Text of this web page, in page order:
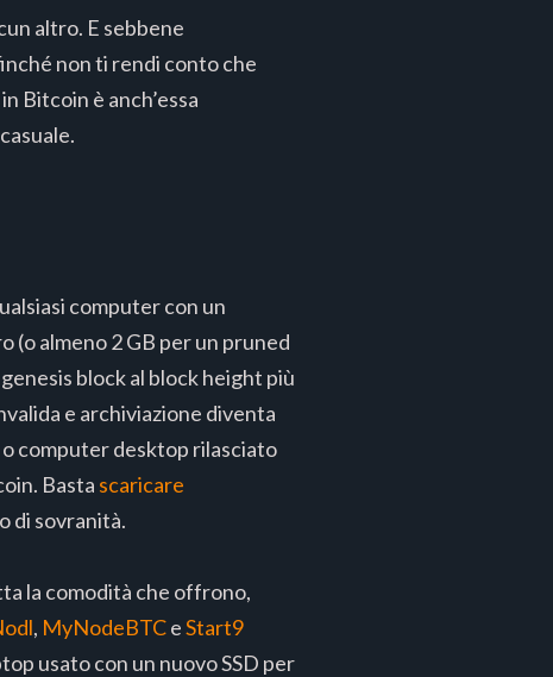
altro. E sebbene
non ti rendi conto che
Bitcoin è anch’essa
computer con un
(o almeno 2 GB per un pruned
block al block height più
e archiviazione diventa
computer desktop rilasciato
Basta scaricare
di sovranità.
la comodità che offrono,
, MyNodeBTCeStart9
usato con un nuovo SSD per